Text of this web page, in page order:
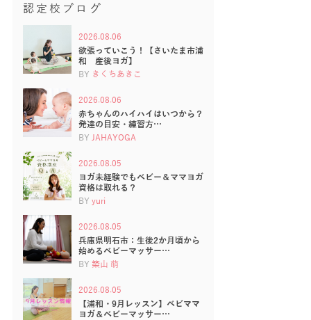
認定校ブログ
2026.08.06
欲張っていこう！【さいたま市浦
和 産後ヨガ】
BY きくちあきこ
2026.08.06
赤ちゃんのハイハイはいつから？
発達の目安・練習方…
BY JAHAYOGA
2026.08.05
ヨガ未経験でもベビー＆ママヨガ
資格は取れる？
BY yuri
2026.08.05
兵庫県明石市：生後2か月頃から
始めるベビーマッサー…
BY 築山 萌
2026.08.05
【浦和・9月レッスン】ベビママ
ヨガ＆ベビーマッサー…